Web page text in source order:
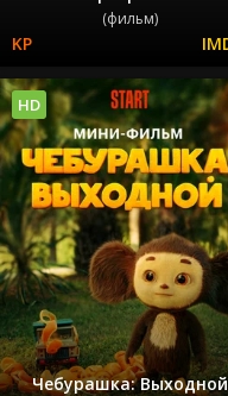
(фильм)
Чебурашка: Выходной
HD